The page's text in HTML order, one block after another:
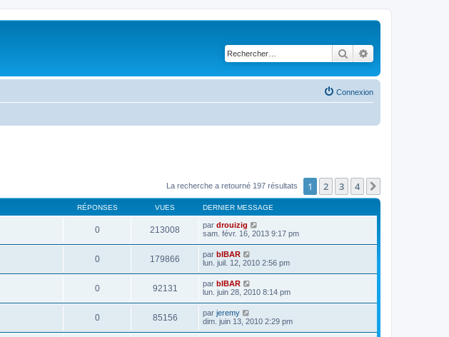
Rechercher
Connexion
La recherche a retourné 197 résultats 1 2 3 4
RÉPONSES VUES DERNIER MESSAGE
0 213008 par drouizig
sam. févr. 16, 2013 9:17 pm
0 179866 par bIBAR
lun. juil. 12, 2010 2:56 pm
0 92131 par bIBAR
lun. juin 28, 2010 8:14 pm
0 85156 par jeremy
dim. juin 13, 2010 2:29 pm